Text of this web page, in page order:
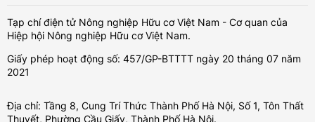
Tạp chí điện tử Nông nghiệp Hữu cơ Việt Nam - Cơ quan của
Hiệp hội Nông nghiệp Hữu cơ Việt Nam.
Giấy phép hoạt động số: 457/GP-BTTTT ngày 20 tháng 07 năm
2021
Địa chỉ: Tầng 8, Cung Trí Thức Thành Phố Hà Nội, Số 1, Tôn Thất
Thuyết, Phường Cầu Giấy, Thành Phố Hà Nội.